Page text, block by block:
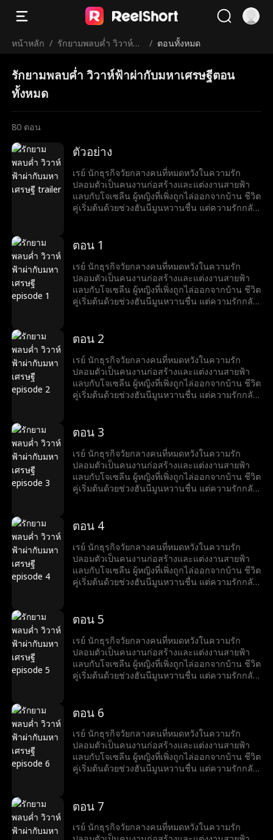
หน้าหลัก / รักยามพลบค่ำ วิวาห์ฟ้า
ผ่ากับมหาเศรษฐี
/ ตอนทั้งหมด
รักยามพลบค่ำ วิวาห์ฟ้าผ่ากับมหาเศรษฐีตอน
ทั้งหมด
80 ตอน
ตัวอย่าง
เรย์ นักธุรกิจวัยกลางคนที่หมดหวังในความรัก
ปลอมตัวเป็นคนงานก่อสร้างและแต่งงานสายฟ้า
แลบกับโจเซลีน ผู้หญิงที่เพิ่งถูกไล่ออกจากบ้าน ชีวิต
คู่เริ่มต้นด้วยช่วงฮันนีมูนหวานชื่น แต่ความรักกลับ
หลายครั้ง เรย์เผยตัวตนมหาเศรษฐีให้เธอรู้ ทั้งคู่จึง
เพื่อสร้างความร้าวฉานระหว่างเรย์และโจเซลีน
ขณะที่โจเซลีนเตรียมเสียสละตัวเองเพื่ออาชีพของ
สามี เรย์ก็ทำให้เธอประหลาดใจด้วยความโรแมน
ติกที่สุด...
ตอน 1
เรย์ นักธุรกิจวัยกลางคนที่หมดหวังในความรัก
ปลอมตัวเป็นคนงานก่อสร้างและแต่งงานสายฟ้า
แลบกับโจเซลีน ผู้หญิงที่เพิ่งถูกไล่ออกจากบ้าน ชีวิต
คู่เริ่มต้นด้วยช่วงฮันนีมูนหวานชื่น แต่ความรักกลับ
หลายครั้ง เรย์เผยตัวตนมหาเศรษฐีให้เธอรู้ ทั้งคู่จึง
เพื่อสร้างความร้าวฉานระหว่างเรย์และโจเซลีน
ขณะที่โจเซลีนเตรียมเสียสละตัวเองเพื่ออาชีพของ
สามี เรย์ก็ทำให้เธอประหลาดใจด้วยความโรแมน
ติกที่สุด...
ตอน 2
เรย์ นักธุรกิจวัยกลางคนที่หมดหวังในความรัก
ปลอมตัวเป็นคนงานก่อสร้างและแต่งงานสายฟ้า
แลบกับโจเซลีน ผู้หญิงที่เพิ่งถูกไล่ออกจากบ้าน ชีวิต
คู่เริ่มต้นด้วยช่วงฮันนีมูนหวานชื่น แต่ความรักกลับ
หลายครั้ง เรย์เผยตัวตนมหาเศรษฐีให้เธอรู้ ทั้งคู่จึง
เพื่อสร้างความร้าวฉานระหว่างเรย์และโจเซลีน
ขณะที่โจเซลีนเตรียมเสียสละตัวเองเพื่ออาชีพของ
สามี เรย์ก็ทำให้เธอประหลาดใจด้วยความโรแมน
ติกที่สุด...
ตอน 3
เรย์ นักธุรกิจวัยกลางคนที่หมดหวังในความรัก
ปลอมตัวเป็นคนงานก่อสร้างและแต่งงานสายฟ้า
แลบกับโจเซลีน ผู้หญิงที่เพิ่งถูกไล่ออกจากบ้าน ชีวิต
คู่เริ่มต้นด้วยช่วงฮันนีมูนหวานชื่น แต่ความรักกลับ
หลายครั้ง เรย์เผยตัวตนมหาเศรษฐีให้เธอรู้ ทั้งคู่จึง
เพื่อสร้างความร้าวฉานระหว่างเรย์และโจเซลีน
ขณะที่โจเซลีนเตรียมเสียสละตัวเองเพื่ออาชีพของ
สามี เรย์ก็ทำให้เธอประหลาดใจด้วยความโรแมน
ติกที่สุด...
ตอน 4
เรย์ นักธุรกิจวัยกลางคนที่หมดหวังในความรัก
ปลอมตัวเป็นคนงานก่อสร้างและแต่งงานสายฟ้า
แลบกับโจเซลีน ผู้หญิงที่เพิ่งถูกไล่ออกจากบ้าน ชีวิต
คู่เริ่มต้นด้วยช่วงฮันนีมูนหวานชื่น แต่ความรักกลับ
หลายครั้ง เรย์เผยตัวตนมหาเศรษฐีให้เธอรู้ ทั้งคู่จึง
เพื่อสร้างความร้าวฉานระหว่างเรย์และโจเซลีน
ขณะที่โจเซลีนเตรียมเสียสละตัวเองเพื่ออาชีพของ
สามี เรย์ก็ทำให้เธอประหลาดใจด้วยความโรแมน
ติกที่สุด...
ตอน 5
เรย์ นักธุรกิจวัยกลางคนที่หมดหวังในความรัก
ปลอมตัวเป็นคนงานก่อสร้างและแต่งงานสายฟ้า
แลบกับโจเซลีน ผู้หญิงที่เพิ่งถูกไล่ออกจากบ้าน ชีวิต
คู่เริ่มต้นด้วยช่วงฮันนีมูนหวานชื่น แต่ความรักกลับ
หลายครั้ง เรย์เผยตัวตนมหาเศรษฐีให้เธอรู้ ทั้งคู่จึง
เพื่อสร้างความร้าวฉานระหว่างเรย์และโจเซลีน
ขณะที่โจเซลีนเตรียมเสียสละตัวเองเพื่ออาชีพของ
สามี เรย์ก็ทำให้เธอประหลาดใจด้วยความโรแมน
ติกที่สุด...
ตอน 6
เรย์ นักธุรกิจวัยกลางคนที่หมดหวังในความรัก
ปลอมตัวเป็นคนงานก่อสร้างและแต่งงานสายฟ้า
แลบกับโจเซลีน ผู้หญิงที่เพิ่งถูกไล่ออกจากบ้าน ชีวิต
คู่เริ่มต้นด้วยช่วงฮันนีมูนหวานชื่น แต่ความรักกลับ
หลายครั้ง เรย์เผยตัวตนมหาเศรษฐีให้เธอรู้ ทั้งคู่จึง
เพื่อสร้างความร้าวฉานระหว่างเรย์และโจเซลีน
ตอน 7
เรย์ นักธุรกิจวัยกลางคนที่หมดหวังในความรัก